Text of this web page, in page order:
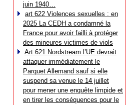
juin 1940…
art 622 Violences sexuelles : en
2025 La CEDH a condamné la
France pour avoir failli à protéger
des mineures victimes de viols
Art 621 Nordstream l’UE devrait
attaquer immédiatement le
Parquet Allemand sauf si elle
suspend sa venue le 14 juillet
pour mener une enquête limpide et
en tirer les conséquences pour le